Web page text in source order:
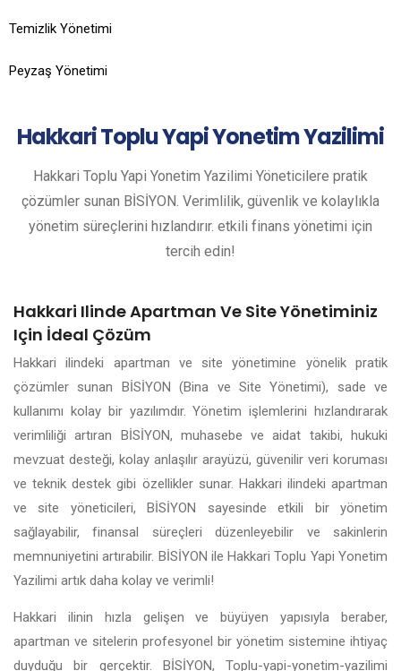
Temizlik Yönetimi
Peyzaş Yönetimi
HakkariToplu Yapi Yonetim Yazilimi
Hakkari Toplu Yapi Yonetim Yazilimi Yöneticilere pratik
çözümler sunan BİSİYON. Verimlilik, güvenlik ve kolaylıkla
yönetim süreçlerini hızlandırır. etkili finans yönetimi için
tercih edin!
Hakkari Ilinde Apartman Ve Site Yönetiminiz
Için İdeal Çözüm
Hakkari ilindeki apartman ve site yönetimine yönelik pratik
çözümler sunan BİSİYON (Bina ve Site Yönetimi), sade ve
kullanımı kolay bir yazılımdır. Yönetim işlemlerini hızlandırarak
verimliliği artıran BİSİYON, muhasebe ve aidat takibi, hukuki
mevzuat desteği, kolay anlaşılır arayüzü, güvenilir veri koruması
ve teknik destek gibi özellikler sunar. Hakkari ilindeki apartman
ve site yöneticileri, BİSİYON sayesinde etkili bir yönetim
sağlayabilir, finansal süreçleri düzenleyebilir ve sakinlerin
memnuniyetini artırabilir. BİSİYON ile Hakkari Toplu Yapi Yonetim
Yazilimi artık daha kolay ve verimli!
Hakkari ilinin hızla gelişen ve büyüyen yapısıyla beraber,
apartman ve sitelerin profesyonel bir yönetim sistemine ihtiyaç
duyduğu bir gerçektir. BİSİYON, Toplu-yapi-yonetim-yazilimi